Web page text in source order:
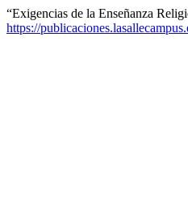
“Exigencias de la Enseñanza
https://